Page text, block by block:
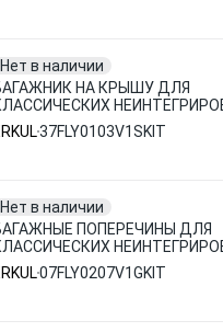
Нет в наличии
НА КРЫШУ ДЛЯ
FLYBAR (БЕЗ
ДЛ
37FLY0103V1SKIT
Нет в наличии
ПОПЕРЕЧИНЫ ДЛЯ
ERKUL
07FLY0207V1GKIT